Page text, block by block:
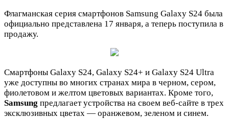
Флагманская серия смартфонов Samsung Galaxy S24 была
официально представлена 17 января, а теперь поступила в
продажу.
Смартфоны Galaxy S24, Galaxy S24+ и Galaxy S24 Ultra
уже доступны во многих странах мира в черном, сером,
фиолетовом и желтом цветовых вариантах. Кроме того,
Samsung предлагает устройства на своем веб-сайте в трех
эксклюзивных цветах — оранжевом, зеленом и синем.